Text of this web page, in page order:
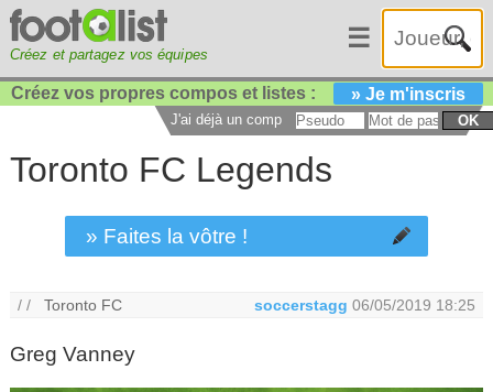
Créez et partagez vos équipes
☰
Créez vos propres compos et listes : » Je m'inscris
J'ai déjà un compte : OK
Toronto FC Legends
» Faites la vôtre !
/ /Toronto FC soccerstagg 06/05/2019 18:25
Greg Vanney